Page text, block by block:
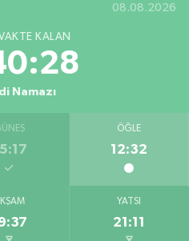
08.08.2026
KALAN
Namazı
ÖĞLE
12:32
YATSI
21:11